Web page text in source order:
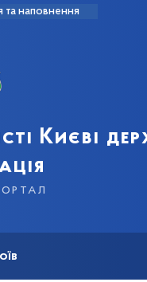
та наповнення
Києві